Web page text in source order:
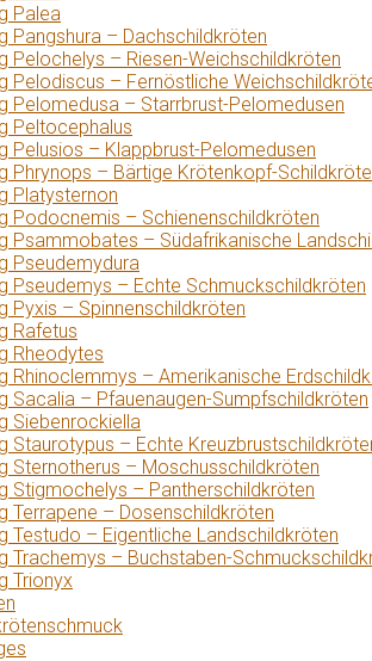
Palea
Pangshura – Dachschildkröten
Pelochelys – Riesen-Weichschildkröten
Pelodiscus – Fernöstliche
Pelomedusa – Starrbrust-Pelomedusen
Peltocephalus
Pelusios – Klappbrust-Pelomedusen
Phrynops – Bärtige Krötenkopf-
Platysternon
Podocnemis – Schienenschildkröten
Psammobates – Südafrikanische
Pseudemydura
Pseudemys – Echte Schmuckschildkröten
Pyxis – Spinnenschildkröten
Rafetus
Rheodytes
Rhinoclemmys – Amerikanische
Sacalia – Pfauenaugen-Sumpfschildkröten
Siebenrockiella
Staurotypus – Echte
Sternotherus – Moschusschildkröten
Stigmochelys – Pantherschildkröten
Terrapene – Dosenschildkröten
Testudo – Eigentliche Landschildkröten
Trachemys – Buchstaben-
Trionyx